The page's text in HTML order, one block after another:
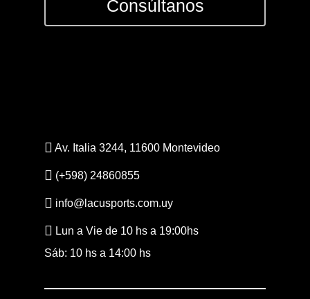
Consúltanos
Av. Italia 3244, 11600 Montevideo
(+598) 24860855
info@lacusports.com.uy
Lun a Vie de 10 hs a 19:00hs
Sáb: 10 hs a 14:00 hs